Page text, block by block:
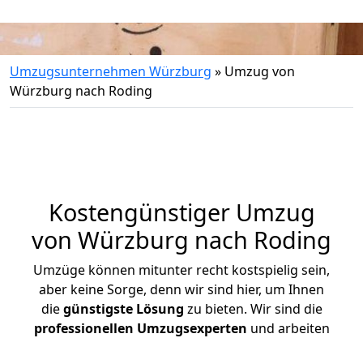
Umzugsunternehmen Würzburg » Umzug von
Würzburg nach Roding
Kostengünstiger Umzug
von Würzburg nach Roding
Umzüge können mitunter recht kostspielig sein,
aber keine Sorge, denn wir sind hier, um Ihnen
diegünstigste Lösung zu bieten. Wir sind die
professionellen Umzugsexperten und arbeiten